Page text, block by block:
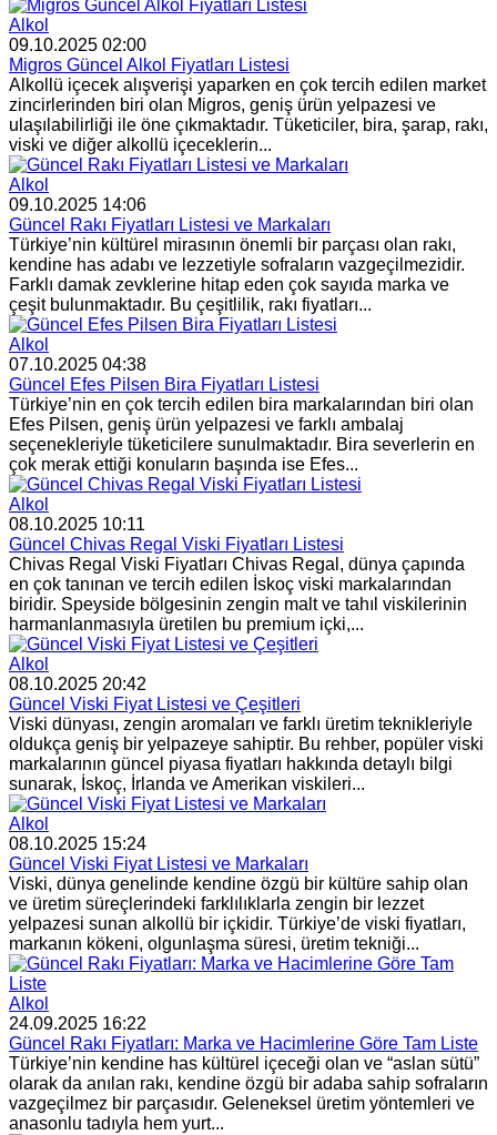
Alkol
09.10.2025 02:00
Migros Güncel Alkol Fiyatları Listesi
Alkollü içecek alışverişi yaparken en çok tercih edilen market
zincirlerinden biri olan Migros, geniş ürün yelpazesi ve
ulaşılabilirliği ile öne çıkmaktadır. Tüketiciler, bira, şarap, rakı,
viski ve diğer alkollü içeceklerin...
Alkol
09.10.2025 14:06
Güncel Rakı Fiyatları Listesi ve Markaları
Türkiye’nin kültürel mirasının önemli bir parçası olan rakı,
kendine has adabı ve lezzetiyle sofraların vazgeçilmezidir.
Farklı damak zevklerine hitap eden çok sayıda marka ve
çeşit bulunmaktadır. Bu çeşitlilik, rakı fiyatları...
Alkol
07.10.2025 04:38
Güncel Efes Pilsen Bira Fiyatları Listesi
Türkiye’nin en çok tercih edilen bira markalarından biri olan
Efes Pilsen, geniş ürün yelpazesi ve farklı ambalaj
seçenekleriyle tüketicilere sunulmaktadır. Bira severlerin en
çok merak ettiği konuların başında ise Efes...
Alkol
08.10.2025 10:11
Güncel Chivas Regal Viski Fiyatları Listesi
Chivas Regal Viski Fiyatları Chivas Regal, dünya çapında
en çok tanınan ve tercih edilen İskoç viski markalarından
biridir. Speyside bölgesinin zengin malt ve tahıl viskilerinin
harmanlanmasıyla üretilen bu premium içki,...
Alkol
08.10.2025 20:42
Güncel Viski Fiyat Listesi ve Çeşitleri
Viski dünyası, zengin aromaları ve farklı üretim teknikleriyle
oldukça geniş bir yelpazeye sahiptir. Bu rehber, popüler viski
markalarının güncel piyasa fiyatları hakkında detaylı bilgi
sunarak, İskoç, İrlanda ve Amerikan viskileri...
Alkol
08.10.2025 15:24
Güncel Viski Fiyat Listesi ve Markaları
Viski, dünya genelinde kendine özgü bir kültüre sahip olan
ve üretim süreçlerindeki farklılıklarla zengin bir lezzet
yelpazesi sunan alkollü bir içkidir. Türkiye’de viski fiyatları,
markanın kökeni, olgunlaşma süresi, üretim tekniği...
Alkol
24.09.2025 16:22
Güncel Rakı Fiyatları: Marka ve Hacimlerine Göre Tam Liste
Türkiye’nin kendine has kültürel içeceği olan ve “aslan sütü”
olarak da anılan rakı, kendine özgü bir adaba sahip sofraların
vazgeçilmez bir parçasıdır. Geleneksel üretim yöntemleri ve
anasonlu tadıyla hem yurt...